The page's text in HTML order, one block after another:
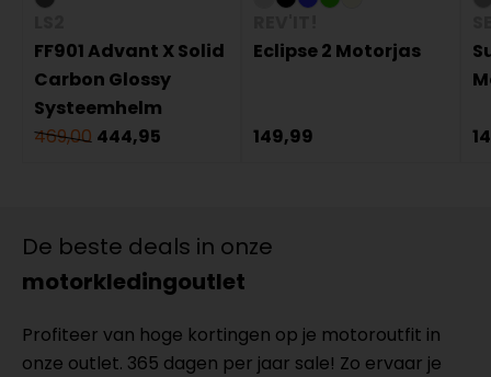
FF901 Advant X Solid
Carbon Glossy
Systeemhelm
469,00 444,95
Eclipse 2 Motorjas
149,99
De beste deals in onze
motorkledingoutlet
Profiteer van hoge kortingen op je motoroutfit in
onze outlet. 365 dagen per jaar sale! Zo ervaar je